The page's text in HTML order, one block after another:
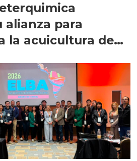
para
la acuicultura de